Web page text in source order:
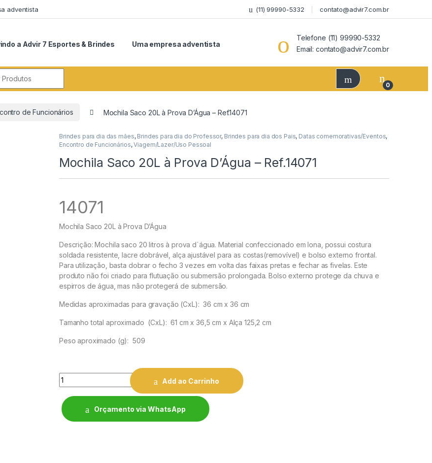
adventista (11) 99990-5332 contato@advir7.com.br
a Advir 7 Esportes & Brindes Uma empresa adventista
Telefone (11) 99990-5332
Email: contato@advir7.com.br
0
de Funcionários Mochila Saco 20L à Prova D’Água – Ref.14071
Brindes para dia das mães, Brindes para dia do Professor, Brindes para dia dos Pais, Datas comemorativas/Eventos,
Encontro de Funcionários,Viagem/Lazer/Uso Pessoal
Mochila Saco 20L à Prova D’Água – Ref.14071
14071
Mochila Saco 20L à Prova D’Água
Descrição:Mochila saco 20 litros à prova d´água. Material confeccionado em lona, possui costura
soldada resistente, lacre dobrável, alça ajustável para as costas(removível) e bolso externo frontal.
Para utilização, basta dobrar o fecho 3 vezes em volta das faixas pretas e fechar as fivelas. Este
produto não foi criado para flutuação ou submersão prolongada. Bolso externo protege da chuva e
espirros de água, mas não protegerá de submersão.
Medidas aproximadas para gravação (CxL): 36 cm x 36 cm
Tamanho total aproximado (CxL): 61 cm x 36,5 cm x Alça 125,2 cm
Peso aproximado (g): 509
Quantity
Add ao Carrinho
Orçamento via WhatsApp